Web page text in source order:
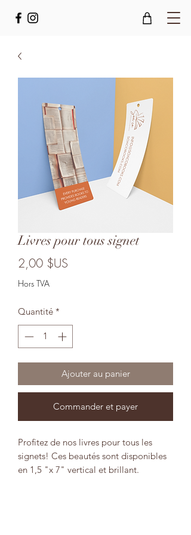
Livres pour tous signet
2,00 $US
Hors TVA
Quantité *
Ajouter au panier
Commander et payer
Profitez de nos livres pour tous les
signets! Ces beautés sont disponibles
en 1,5 "x 7" vertical et brillant.